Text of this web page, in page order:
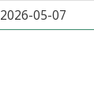
2026-05-07